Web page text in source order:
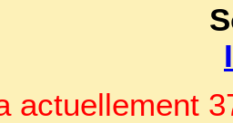
actuellement